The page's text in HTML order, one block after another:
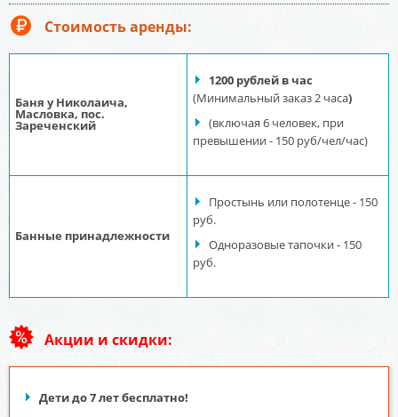
Стоимость аренды:
Баня у Николаича,
Масловка, пос.
Зареченский
1200 рублей в час
(Минимальный заказ 2 часа)
(включая 6 человек, при
превышении - 150 руб/чел/час)
Банные принадлежности
Простынь или полотенце - 150
руб.
Одноразовые тапочки - 150
руб.
Акции и скидки:
Дети до 7 лет бесплатно!